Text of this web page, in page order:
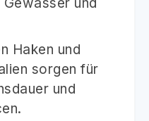
Haken und
sorgen für
und